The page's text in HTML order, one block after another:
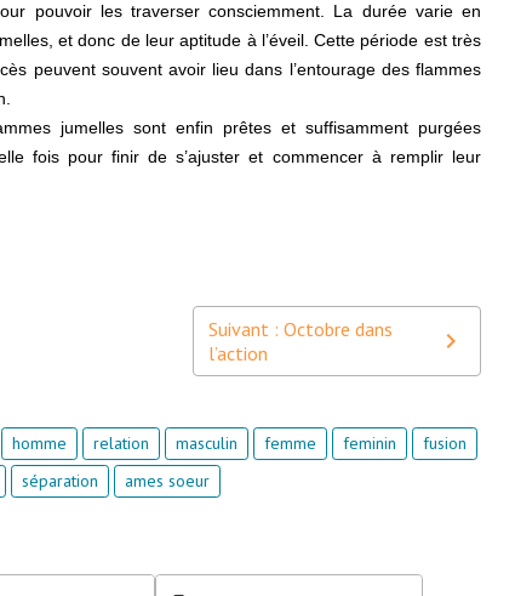
pouvoir les traverser consciemment. La durée varie en
et donc de leur aptitude à l’éveil. Cette période est très
peuvent souvent avoir lieu dans l’entourage des flammes
jumelles sont enfin prêtes et suffisamment purgées
fois pour finir de s’ajuster et commencer à remplir leur
Suivant : Octobre dans
l’action
homme relation masculin femme feminin
fusion
séparation ames soeur